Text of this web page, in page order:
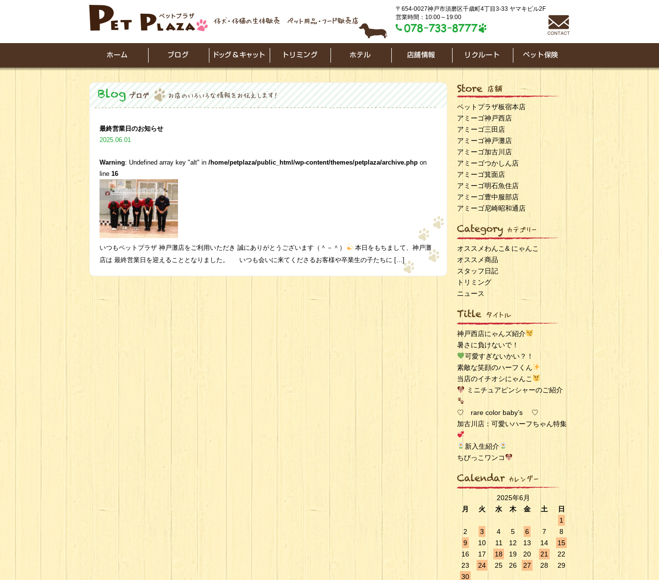
〒654-0027神戸市須磨区千歳町4丁目3-33 ヤマキビル2F
営業時間：10:00～19:00
最終営業日のお知らせ
2025.06.01
Warning: Undefined array key "alt" in /home/petplaza/public_html/wp-content/themes/petplaza/archive.php on
line 16
いつもペットプラザ 神戸灘店をご利用いただき 誠にありがとうございます（＾－＾）
本日をもちまして、神戸灘
店は 最終営業日を迎えることとなりました。 いつも会いに来てくださるお客様や卒業生の子たちに […]
ペットプラザ板宿本店
アミーゴ神戸西店
アミーゴ三田店
アミーゴ神戸灘店
アミーゴ加古川店
アミーゴつかしん店
アミーゴ箕面店
アミーゴ明石魚住店
アミーゴ豊中服部店
アミーゴ尼崎昭和通店
オススメわんこ& にゃんこ
オススメ商品
スタッフ日記
トリミング
ニュース
神戸西店にゃんズ紹介
暑さに負けないで！
可愛すぎないかい？！
素敵な笑顔のハーフくん
当店のイチオシにゃんこ
ミニチュアピンシャーのご紹介
♡ rare color baby’s ♡
加古川店：可愛いハーフちゃん特集
新入生紹介
ちびっこワンコ
2025年6月
月
火 水 木 金 土
日
1
2
3 4 5 6 7
8
9
10 11 12 13 14
15
16
17 18 19 20 21
22
23
24 25 26 27 28
29
30